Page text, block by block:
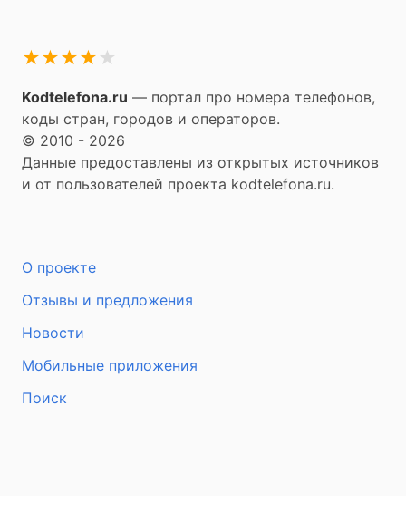
★
★
★
★
★
Kodtelefona.ru — портал про номера телефонов,
коды стран, городов и операторов.
© 2010 - 2026
Данные предоставлены из открытых источников
и от пользователей проекта kodtelefona.ru.
О проекте
Отзывы и предложения
Новости
Мобильные приложения
Поиск